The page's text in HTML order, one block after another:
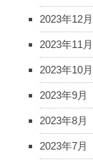
2023年12月
2023年11月
2023年10月
2023年9月
2023年8月
2023年7月